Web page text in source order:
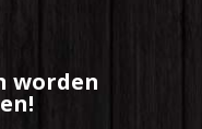
worden